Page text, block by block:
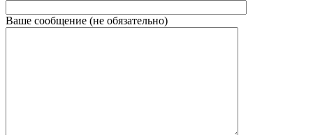
Ваше сообщение (не обязательно)